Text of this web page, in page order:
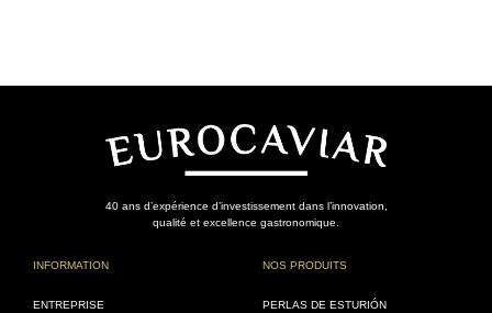
40 ans d’expérience d’investissement dans l’innovation,
qualité et excellence gastronomique.
INFORMATION
ENTREPRISE
NOS PRODUITS
PERLAS DE ESTURIÓN